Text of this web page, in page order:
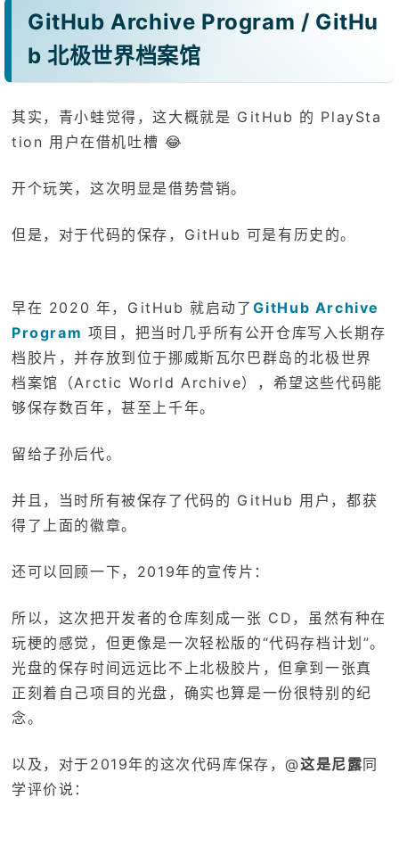
GitHub Archive Program / GitHu
b 北极世界档案馆
其实，青小蛙觉得，这大概就是 GitHub 的 PlaySta
tion 用户在借机吐槽 😂
开个玩笑，这次明显是借势营销。
但是，对于代码的保存，GitHub 可是有历史的。
早在 2020 年，GitHub 就启动了 GitHub Archive
Program 项目，把当时几乎所有公开仓库写入长期存
档胶片，并存放到位于挪威斯瓦尔巴群岛的北极世界
档案馆（Arctic World Archive），希望这些代码能
够保存数百年，甚至上千年。
留给子孙后代。
并且，当时所有被保存了代码的 GitHub 用户，都获
得了上面的徽章。
还可以回顾一下，2019年的宣传片：
所以，这次把开发者的仓库刻成一张 CD，虽然有种在
玩梗的感觉，但更像是一次轻松版的“代码存档计划”。
光盘的保存时间远远比不上北极胶片，但拿到一张真
正刻着自己项目的光盘，确实也算是一份很特别的纪
念。
以及，对于2019年的这次代码库保存，@这是尼露同
学评价说：